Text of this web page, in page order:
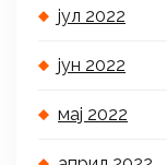
јул 2022
јун 2022
мај 2022